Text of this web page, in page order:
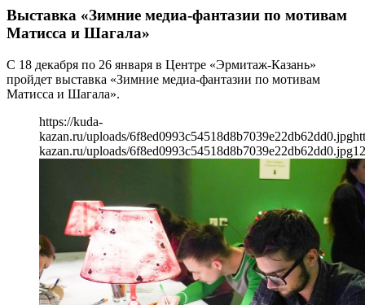
Выставка «Зимние медиа-фантазии по мотивам
Матисса и Шагала»
С 18 декабря по 26 января в Центре «Эрмитаж-Казань»
пройдет выставка «Зимние медиа-фантазии по мотивам
Матисса и Шагала».
https://kuda-
kazan.ru/uploads/6f8ed0993c54518d8b7039e22db62dd0.jpg
kazan.ru/uploads/6f8ed0993c54518d8b7039e22db62dd0.jpg